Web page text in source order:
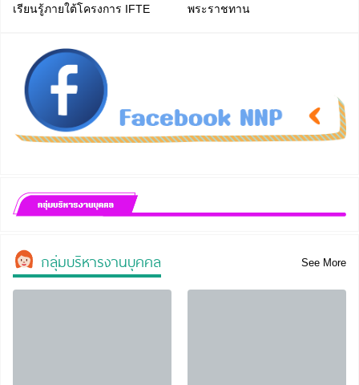
เรียนรู้ภายใต้โครงการ IFTE
พระราชทาน
กลุ่มบริหารงานบุคคล See More